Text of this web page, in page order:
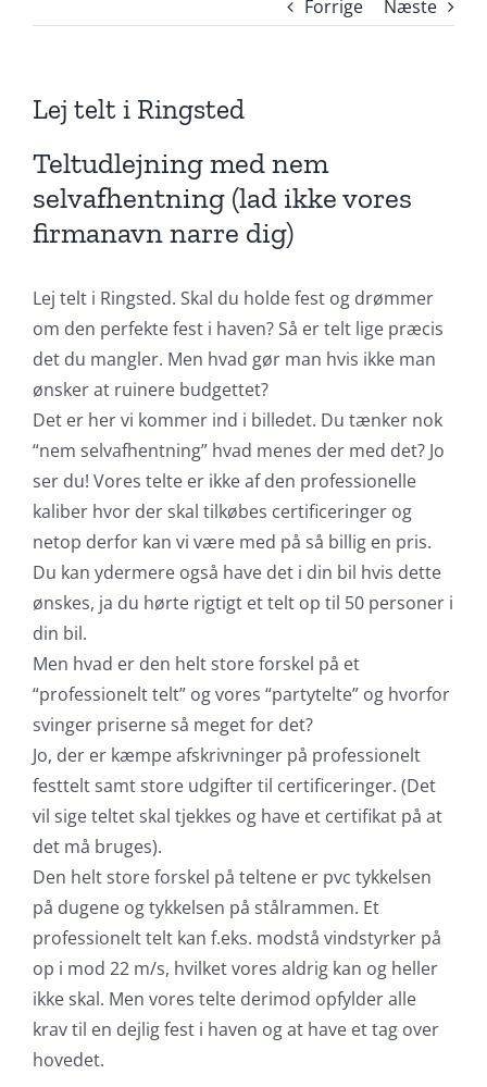
Forrige Næste
Lej telt i Ringsted
Teltudlejning med nem
selvafhentning (lad ikke vores
firmanavn narre dig)
Lej telt i Ringsted. Skal du holde fest og drømmer
om den perfekte fest i haven? Så er telt lige præcis
det du mangler. Men hvad gør man hvis ikke man
ønsker at ruinere budgettet?
Det er her vi kommer ind i billedet. Du tænker nok
“nem selvafhentning” hvad menes der med det? Jo
ser du! Vores telte er ikke af den professionelle
kaliber hvor der skal tilkøbes certificeringer og
netop derfor kan vi være med på så billig en pris.
Du kan ydermere også have det i din bil hvis dette
ønskes, ja du hørte rigtigt et telt op til 50 personer i
din bil.
Men hvad er den helt store forskel på et
“professionelt telt” og vores “partytelte” og hvorfor
svinger priserne så meget for det?
Jo, der er kæmpe afskrivninger på professionelt
festtelt samt store udgifter til certificeringer. (Det
vil sige teltet skal tjekkes og have et certifikat på at
det må bruges).
Den helt store forskel på teltene er pvc tykkelsen
på dugene og tykkelsen på stålrammen. Et
professionelt telt kan f.eks. modstå vindstyrker på
op i mod 22 m/s, hvilket vores aldrig kan og heller
ikke skal. Men vores telte derimod opfylder alle
krav til en dejlig fest i haven og at have et tag over
hovedet.